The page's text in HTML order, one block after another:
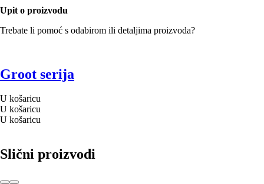
Upit o proizvodu
Trebate li pomoć s odabirom ili detaljima proizvoda?
Groot serija
U košaricu
U košaricu
U košaricu
Slični proizvodi